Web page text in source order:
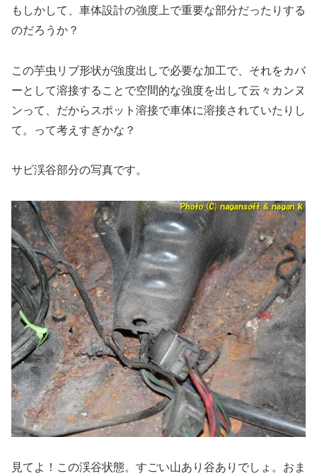
もしかして、車体設計の強度上で重要な部分だったりする
のだろうか？
この芋虫リブ形状が強度出しで必要な加工で、それをカバ
ーとして溶接することで空間的な強度を出して云々カンヌ
ンって、だからスポット溶接で車体に溶接されていたりし
て。って考えすぎかな？
サビ渓谷部分の写真です。
見てよ！この渓谷状態。すごい山あり谷ありでしょ。おま